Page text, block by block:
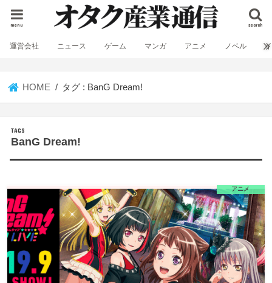
search
menu
運営会社 ニュース ゲーム マンガ アニメ ノベル
HOME タグ : BanG Dream!
BanG Dream!
アニメ